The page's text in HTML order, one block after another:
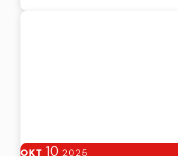
ΟΚΤ 10 2025